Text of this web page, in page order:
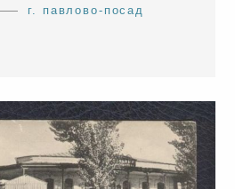
г. павлово-посад